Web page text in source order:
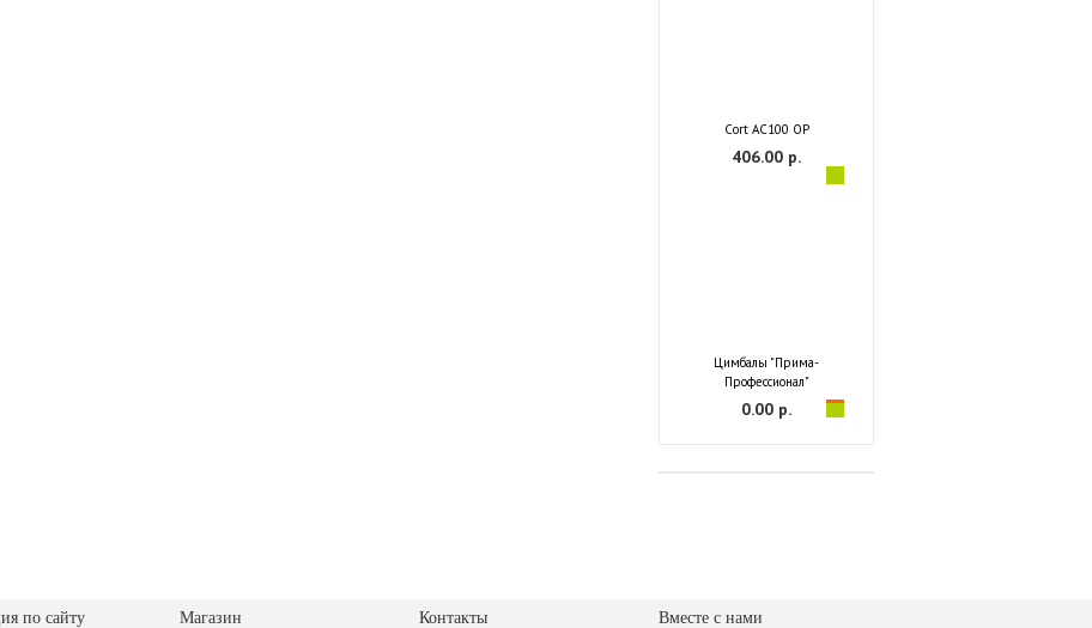
Cort AC100 OP
406.00 р.
Цимбалы "Прима-
Профессионал"
0.00 р.
по сайту Магазин Контакты Вместе с нами